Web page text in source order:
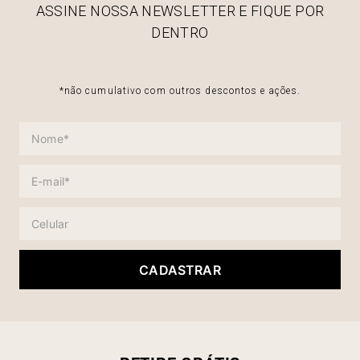
ASSINE NOSSA NEWSLETTER E FIQUE POR
DENTRO
*não cumulativo com outros descontos e ações.
CADASTRAR